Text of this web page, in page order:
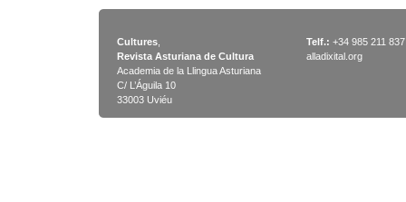
Cultures
Revista Asturiana de Cultura
Academia de la Llingua Asturiana
C/ L’Águila 10
33003 Uviéu
Telf.: +34 985 211 837
alladixital.org